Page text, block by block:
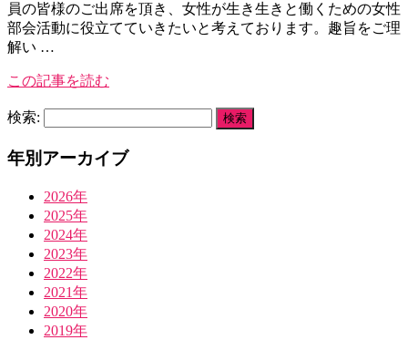
員の皆様のご出席を頂き、女性が生き生きと働くための女性
部会活動に役立てていきたいと考えております。趣旨をご理
解い …
この記事を読む
検索:
年別アーカイブ
2026年
2025年
2024年
2023年
2022年
2021年
2020年
2019年